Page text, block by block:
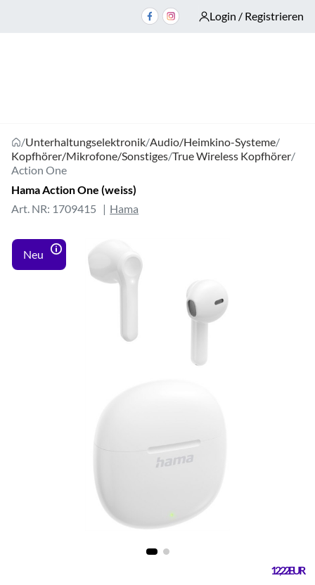
Login / Registrieren
/Unterhaltungselektronik/Audio/Heimkino-Systeme/
Kopfhörer/Mikrofone/Sonstiges/True Wireless Kopfhörer/
Action One
Hama Action One (weiss)
Art. NR: 1709415
Hama
Neu
12,22 EUR